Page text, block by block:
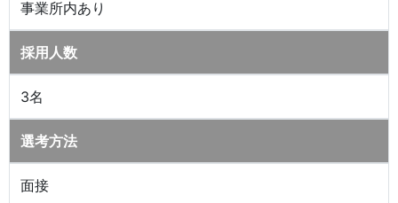
事業所内あり
採用人数
3名
選考方法
面接